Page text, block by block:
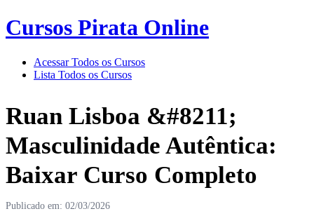
Cursos Pirata Online
Acessar Todos os Cursos
Lista Todos os Cursos
Ruan Lisboa &#8211;
Masculinidade Autêntica:
Baixar Curso Completo
Publicado em: 02/03/2026